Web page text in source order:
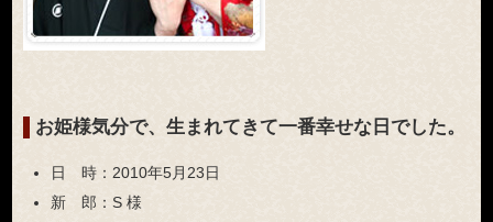
お姫様気分で、生まれてきて一番幸せな日でした。
日 時： 2010年5月23日
新 郎：S 様